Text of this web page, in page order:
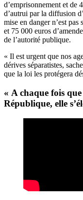
d’emprisonnement et de
d’autrui par la diffusion
mise en danger n’est
et 75 000 euros
de l’autorité publique.
« Il est urgent que nos
dérives séparatistes,
que la loi les protégera
« A chaque fois que
République, elle